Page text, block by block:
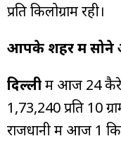
प्रति किलोग्राम रही।
आपके शहर में सोने
दिल्लीमें आज 24
₹1,73,240 प्रति 10
राजधानी में आज 1